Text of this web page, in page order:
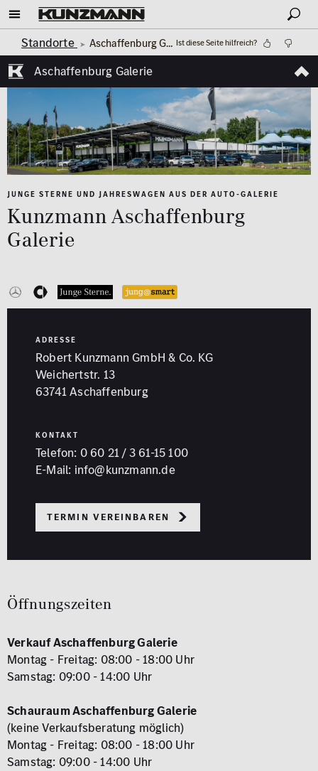
Standorte Aschaffenburg Galerie Ist diese Seite hilfreich?
Aschaffenburg Galerie
JUNGE STERNE UND JAHRESWAGEN AUS DER AUTO-GALERIE
Kunzmann Aschaffenburg
Galerie
ADRESSE
Robert Kunzmann GmbH & Co. KG
Weichertstr. 13
63741 Aschaffenburg
KONTAKT
Telefon: 0 60 21 / 3 61-15 100
E-Mail: info@kunzmann.de
Termin vereinbaren
Öffnungszeiten
Verkauf Aschaffenburg Galerie
Montag - Freitag: 08:00 - 18:00 Uhr
Samstag: 09:00 - 14:00 Uhr
Schauraum Aschaffenburg Galerie
(keine Verkaufsberatung möglich)
Montag - Freitag: 08:00 - 18:00 Uhr
Samstag: 09:00 - 14:00 Uhr